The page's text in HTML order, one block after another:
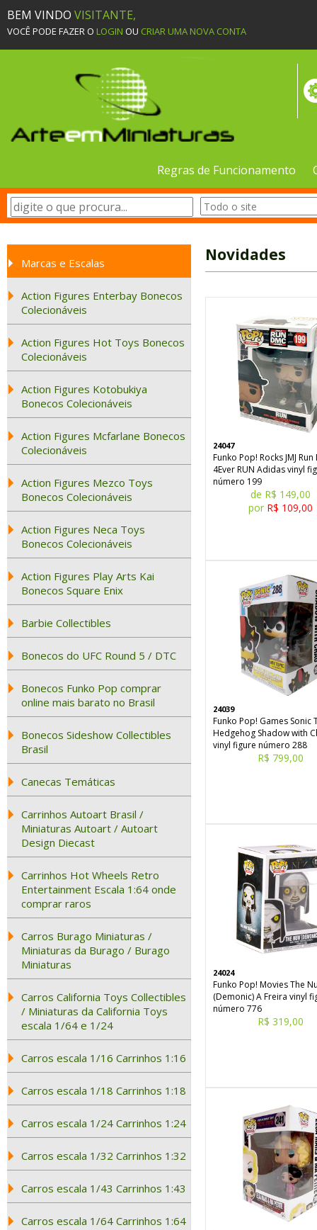
BEM VINDO VISITANTE,
VOCÊ PODE FAZER O LOGIN OU CRIAR UMA NOVA CONTA
Regras de Funcionamento
Marcas e Escalas
Action Figures Enterbay Bonecos
Colecionáveis
Action Figures Hot Toys Bonecos
Colecionáveis
Action Figures Kotobukiya
Bonecos Colecionáveis
Action Figures Mcfarlane Bonecos
Colecionáveis
Action Figures Mezco Toys
Bonecos Colecionáveis
Action Figures Neca Toys
Bonecos Colecionáveis
Action Figures Play Arts Kai
Bonecos Square Enix
Barbie Collectibles
Bonecos do UFC Round 5 / DTC
Bonecos Funko Pop comprar
online mais barato no Brasil
Bonecos Sideshow Collectibles
Brasil
Canecas Temáticas
Carrinhos Autoart Brasil /
Miniaturas Autoart / Autoart
Design Diecast
Carrinhos Hot Wheels Retro
Entertainment Escala 1:64 onde
comprar raros
Carros Burago Miniaturas /
Miniaturas da Burago / Burago
Miniaturas
Carros California Toys Collectibles
/ Miniaturas da California Toys
escala 1/64 e 1/24
Carros escala 1/16 Carrinhos 1:16
Carros escala 1/18 Carrinhos 1:18
Carros escala 1/24 Carrinhos 1:24
Carros escala 1/32 Carrinhos 1:32
Carros escala 1/43 Carrinhos 1:43
Carros escala 1/64 Carrinhos 1:64
Novidades
24047
Funko Pop! Rocks JMJ Run
4Ever RUN Adidas vinyl
número 199
de R$ 149,00
por R$ 109,00
24039
Funko Pop! Games Sonic
Hedgehog Shadow with
vinyl figure número 288
R$ 799,00
24024
Funko Pop! Movies The
(Demonic) A Freira vinyl
número 776
R$ 319,00